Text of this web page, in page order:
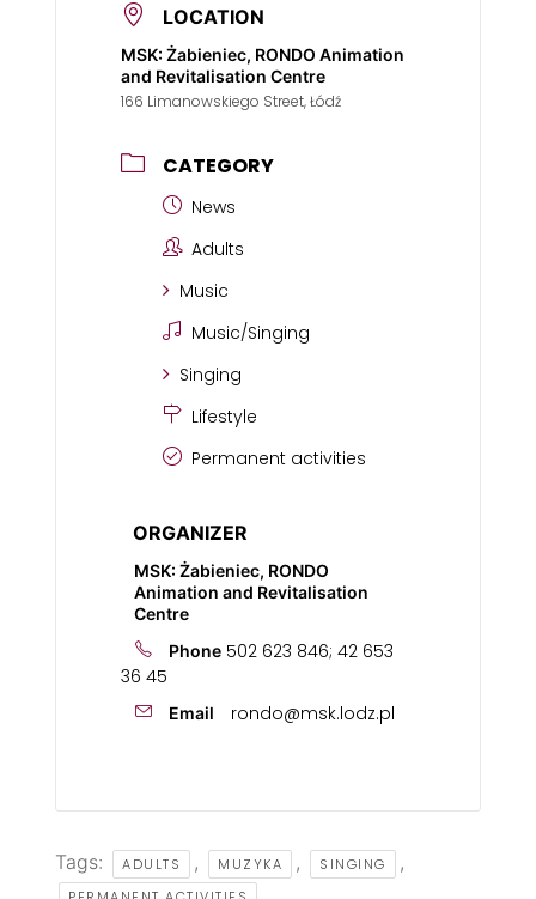
LOCATION
MSK: Żabieniec, RONDO Animation
and Revitalisation Centre
166 Limanowskiego Street, Łódź
CATEGORY
News
Adults
Music
Music/Singing
Singing
Lifestyle
Permanent activities
ORGANIZER
MSK: Żabieniec, RONDO
Animation and Revitalisation
Centre
Phone 502 623 846; 42 653
36 45
Email rondo@msk.lodz.pl
Tags: ADULTS , MUZYKA , SINGING ,